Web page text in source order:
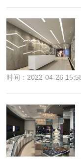
时间：2022-04-26